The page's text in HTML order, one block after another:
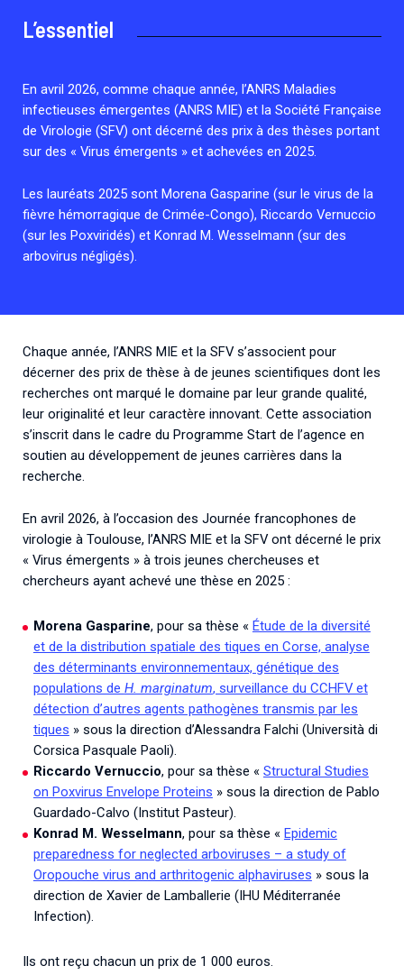
Collaboration avec les acteurs communautaires
Cellules Émergence
inactives.
L’essentiel
En avril 2026, comme chaque année, l’ANRS Maladies
infectieuses émergentes (ANRS MIE) et la Société Française
de Virologie (SFV) ont décerné des prix à des thèses portant
sur des « Virus émergents » et achevées en 2025.
Les lauréats 2025 sont Morena Gasparine (sur le virus de la
fièvre hémorragique de Crimée-Congo), Riccardo Vernuccio
(sur les Poxviridés) et Konrad M. Wesselmann (sur des
arbovirus négligés).
Chaque année, l’ANRS MIE et la SFV s’associent pour
décerner des prix de thèse à de jeunes scientifiques dont les
recherches ont marqué le domaine par leur grande qualité,
leur originalité et leur caractère innovant. Cette association
s’inscrit dans le cadre du Programme Start de l’agence en
soutien au développement de jeunes carrières dans la
recherche.
En avril 2026, à l’occasion des Journée francophones de
virologie à Toulouse, l’ANRS MIE et la SFV ont décerné le prix
« Virus émergents » à trois jeunes chercheuses et
chercheurs ayant achevé une thèse en 2025 :
Morena Gasparine, pour sa thèse « Étude de la diversité
et de la distribution spatiale des tiques en Corse, analyse
des déterminants environnementaux, génétique des
populations de H. marginatum, surveillance du CCHFV et
détection d’autres agents pathogènes transmis par les
tiques » sous la direction d’Alessandra Falchi (Università di
Corsica Pasquale Paoli).
Riccardo Vernuccio, pour sa thèse « Structural Studies
on Poxvirus Envelope Proteins » sous la direction de Pablo
Guardado-Calvo (Institut Pasteur).
Konrad M. Wesselmann, pour sa thèse « Epidemic
preparedness for neglected arboviruses – a study of
Oropouche virus and arthritogenic alphaviruses » sous la
direction de Xavier de Lamballerie (IHU Méditerranée
Infection).
Ils ont reçu chacun un prix de 1 000 euros.